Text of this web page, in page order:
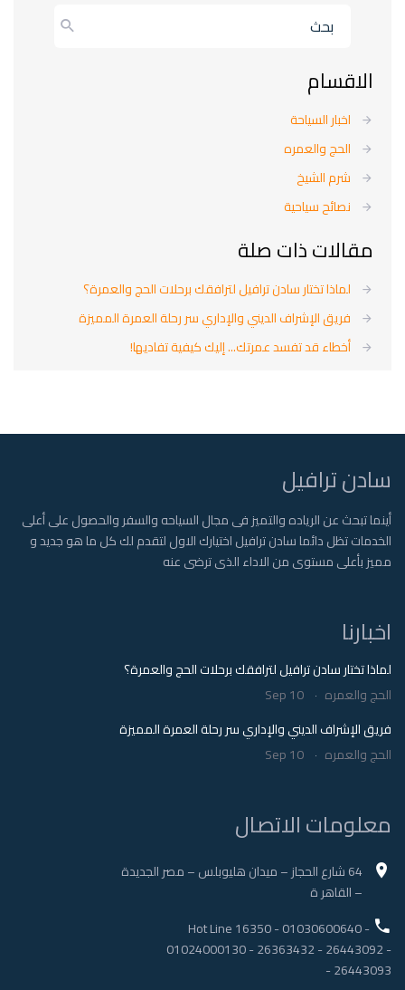
بحث
الاقسام
اخبار السياحة
الحج والعمره
شرم الشيخ
نصائح سياحية
مقالات ذات صلة
لماذا تختار سادن ترافيل لترافقك برحلات الحج والعمرة؟
فريق الإشراف الديني والإداري سر رحلة العمرة المميزة
أخطاء قد تفسد عمرتك... إليك كيفية تفاديها!
سادن ترافيل
أينما تبحث عن الرياده والتميز فى مجال السياحه والسفر والحصول على أعلى
الخدمات تظل دائما سادن ترافيل اختيارك الاول لتقدم لك كل ما هو جديد و
مميز بأعلى مستوى من الاداء الذى ترضى عنه
اخبارنا
لماذا تختار سادن ترافيل لترافقك برحلات الحج والعمرة؟
الحج والعمره
Sep 10
فريق الإشراف الديني والإداري سر رحلة العمرة المميزة
الحج والعمره
Sep 10
معلومات الاتصال
64 شارع الحجاز – ميدان هليوبلس – مصر الجديدة
– القاهر ة
Hot Line 16350-01030600640-
01024000130-26363432-26443092-
26443093
-